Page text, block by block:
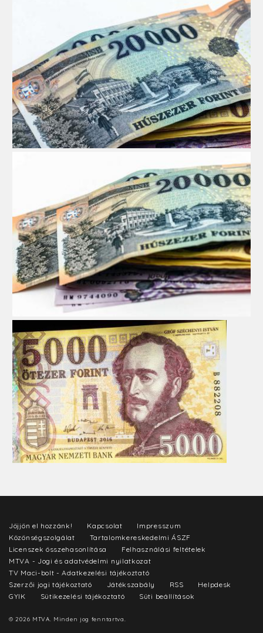
Jöjjön el hozzánk! Kapcsolat
Impresszum
Közönségszolgálat
Tartalomkereskedelmi ÁSZF
Licenszek összehasonlítása
Felhasználási feltételek
MTVA - Jogi és adatvédelmi nyilatkozat
TV Maci-bolt - Adatkezelési tájékoztató
Szerzői jogi tájékoztató
Játékszabály RSS
Helpdesk
GYIK
Sütikezelési tájékoztató Süti beállítások
© 2026 MTVA. Minden jog fenntartva.